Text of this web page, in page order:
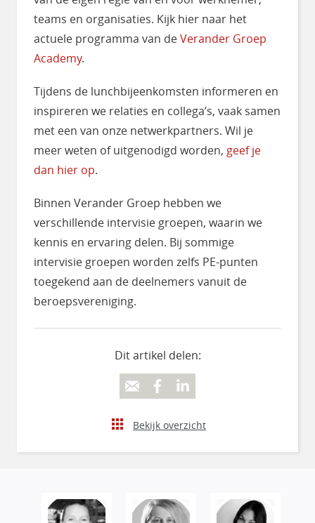
teams en organisaties. Kijk hier naar het
actuele programma van deVerander Groep
Academy.
Tijdens de lunchbijeenkomsten informeren en
inspireren we relaties en collega’s, vaak samen
met een van onze netwerkpartners. Wil je
meer weten of uitgenodigd worden, geef je
dan hier op.
Binnen Verander Groep hebben we
verschillende intervisie groepen, waarin we
kennis en ervaring delen. Bij sommige
intervisie groepen worden zelfs PE-punten
toegekend aan de deelnemers vanuit de
beroepsvereniging.
Dit artikel delen:
Bekijk overzicht